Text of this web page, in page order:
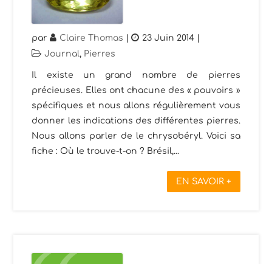
par Claire Thomas | 23 Juin 2014
Journal, Pierres
Il existe un grand nombre de pierres
précieuses. Elles ont chacune des « pouvoirs »
spécifiques et nous allons régulièrement vous
donner les indications des différentes pierres.
Nous allons parler de le chrysobéryl. Voici sa
fiche : Où le trouve-t-on ? Brésil,...
EN SAVOIR +